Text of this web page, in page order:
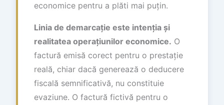
economice pentru a plăti mai puțin.
Linia de demarcație este intenția și
realitatea operațiunilor economice. O
factură emisă corect pentru o prestație
reală, chiar dacă generează o deducere
fiscală semnificativă, nu constituie
evaziune. O factură fictivă pentru o